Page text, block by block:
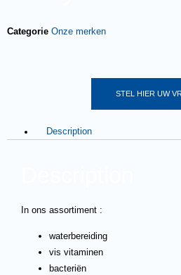
Categorie Onze merken
STEL HIER UW
Description
In ons assortiment :
waterbereiding
vis vitaminen
bacteriën